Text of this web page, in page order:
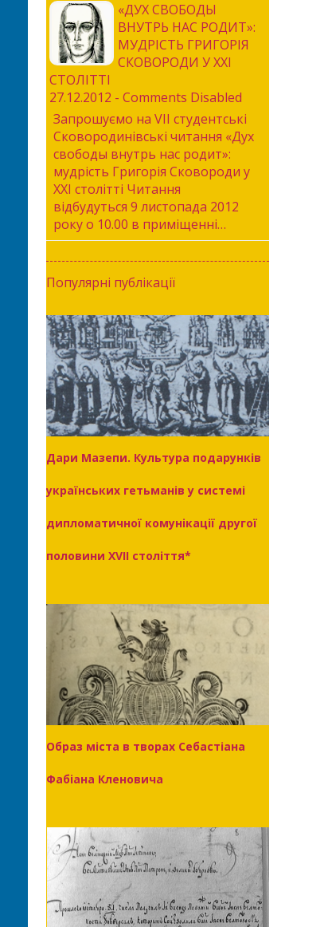
«ДУХ СВОБОДЫ
ВНУТРЬ НАС РОДИТ»:
МУДРІСТЬ ГРИГОРІЯ
СКОВОРОДИ У ХХІ
СТОЛІТТІ
27.12.2012 - Comments Disabled
Запрошуємо на VIІ студентські
Сковородинівські читання «Дух
свободы внутрь нас родит»:
мудрість Григорія Сковороди у
ХХІ столітті Читання
відбудуться 9 листопада 2012
року о 10.00 в приміщенні…
Популярні публікації
Дари Мазепи. Культура подарунків
українських гетьманів у системі
дипломатичної комунікації другої
половини XVII століття*
Образ міста в творах Себастіана
Фабіана Кленовича